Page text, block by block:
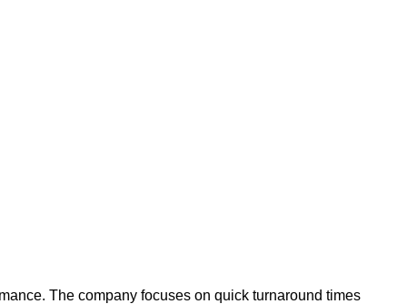
The company focuses on quick turnaround times